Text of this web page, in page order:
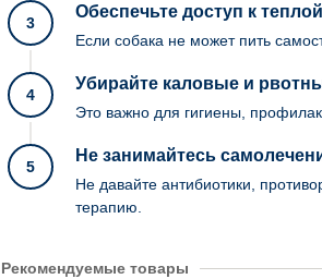
3
Обеспечьте доступ к
Если собака не может пить
4
Убирайте каловые и
Это важно для гигиены,
5
Не занимайтесь
Не давайте антибиотики,
терапию.
Рекомендуемые товары